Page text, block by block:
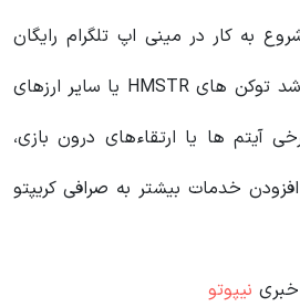
به کار در مینی اپ تلگرام رایگان
است، ممکن است لازم باشد توکن های HMSTR یا سایر ارزهای
آیتم ها یا ارتقاءهای درون بازی،
خدمات بیشتر به صرافی کریپتو
نیپوتو